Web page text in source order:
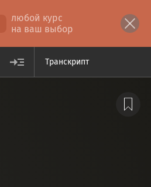
любой курс
на ваш выбор
Транскрипт